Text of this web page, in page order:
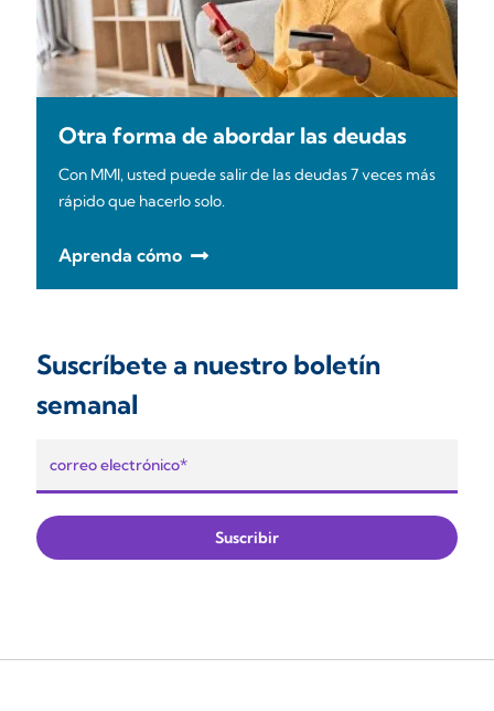
Otra forma de abordar las deudas
Con MMI, usted puede salir de las deudas 7 veces más
rápido que hacerlo solo.
Aprenda cómo
Suscríbete a nuestro boletín
semanal